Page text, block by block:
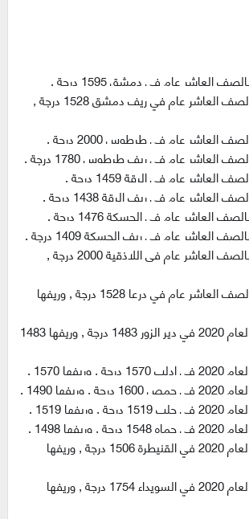
العاشر عام في دمشق 1595 درجة .
الحد الادنى للقبول الصف العاشر عام في ريف دمشق 1528 درجة ,
العاشر عام في طرطوس 2000 درجة .
العاشر عام في ريف طرطوس 1780 درجة .
عام في الرقة 1459 درجة .
العاشر عام في ريف الرقة 1438 درجة .
العاشر عام في الحسكة 1476 درجة .
العاشر عام في ريف الحسكة 1409 درجة .
الحد الأدنى للقبول بالصف العاشر عام فى اللاذقية 2000 درجة ,
الحد الادنى للقبول الصف العاشر عام في درعا 1528 درجة , وريفها
1
483 درجة , وريفها 1483
1570 .
1490 .
1519 .
1498 .
معدل قبول العاشر العام 2020 في القنيطرة 1506 درجة , وريفها
معدل قبول العاشر العام 2020 في السويداء 1754 درجة , وريفها